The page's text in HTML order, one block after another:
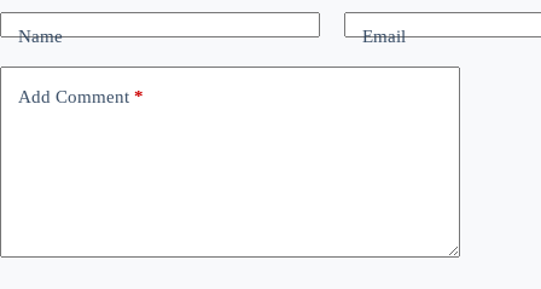
Name Email
Add Comment *